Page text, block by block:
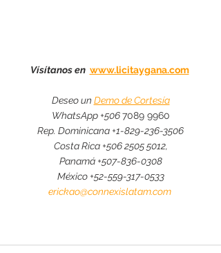
Vísítanos en www.licitaygana.com
Deseo un Demo de Cortesía
WhatsApp +506 7089 9960
Rep. Dominicana +1-829-236-3506
Costa Rica +506 2505 5012,
Panamá +507-836-0308
México +52-559-317-0533
erickao@connexislatam.com